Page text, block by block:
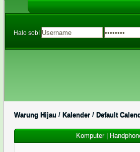
Halo sob!
Warung Hijau / Kalender / Default
Komputer|